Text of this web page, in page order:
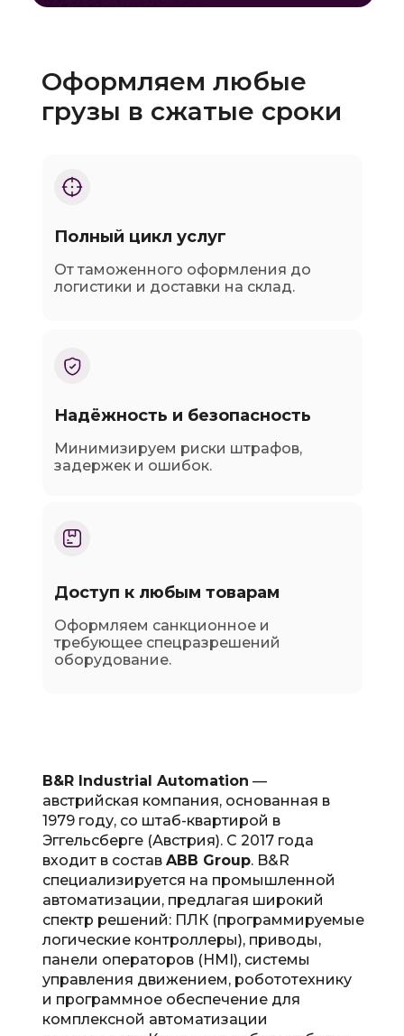
Оформляем любые
грузы в сжатые сроки
Полный цикл услуг
От таможенного оформления до
логистики и доставки на склад.
Надёжность и безопасность
Минимизируем риски штрафов,
задержек и ошибок.
Доступ к любым товарам
Оформляем санкционное и
требующее спецразрешений
оборудование.
B&R Industrial Automation —
австрийская компания, основанная в
1979 году, со штаб-квартирой в
Эггельсберге (Австрия). С 2017 года
входит в состав ABB Group. B&R
специализируется на промышленной
автоматизации, предлагая широкий
спектр решений: ПЛК (программируемые
логические контроллеры), приводы,
панели операторов (HMI), системы
управления движением, робототехнику
и программное обеспечение для
комплексной автоматизации